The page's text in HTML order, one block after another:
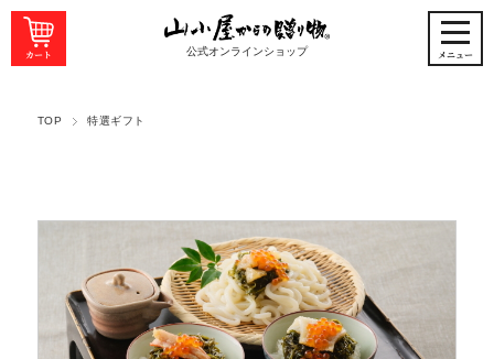
公式オンラインショップ
TOP 特選ギフト